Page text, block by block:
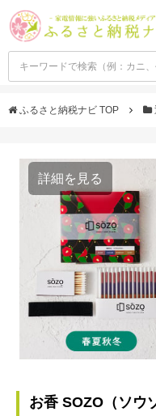
ふるさと納税ナビ TOP
詳細を見る
お香 SOZO（ソウ